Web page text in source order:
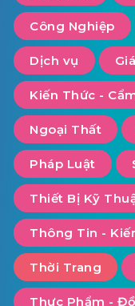
Công Nghiệp
Dịch vụ
Kiến Thức -
Ngoại Thất
Pháp Luật
Thiết Bị Kỹ
Thông Tin -
Thời Trang
Thực Phẩm -